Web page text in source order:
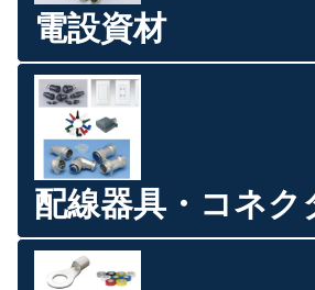
電設資材
配線器具・コネク